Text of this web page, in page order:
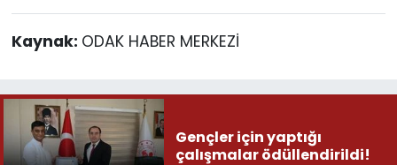
Kaynak: ODAK HABER MERKEZİ
Gençler için yaptığı
çalışmalar ödüllendirildi!